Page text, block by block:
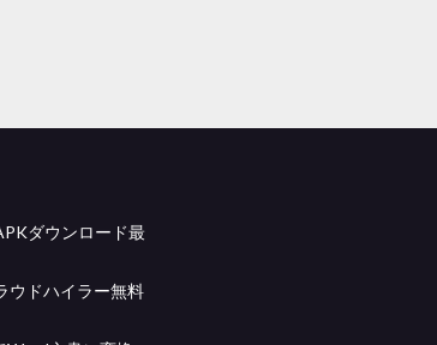
ダウンロード最
ウドハイラー無料